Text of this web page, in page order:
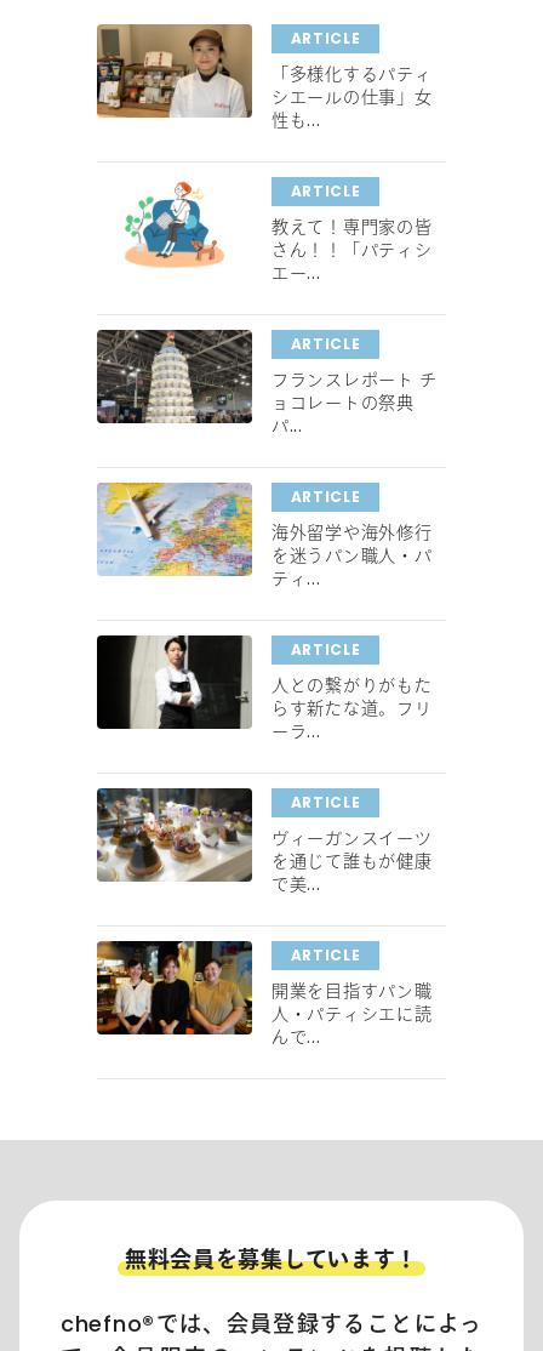
ARTICLE
「多様化するパティ
シエールの仕事」女
性も...
ARTICLE
教えて！専門家の皆
さん！！「パティシ
エー...
ARTICLE
フランスレポート チ
ョコレートの祭典
パ...
ARTICLE
海外留学や海外修行
を迷うパン職人・パ
ティ...
ARTICLE
人との繋がりがもた
らす新たな道。フリ
ーラ...
ARTICLE
ヴィーガンスイーツ
を通じて誰もが健康
で美...
ARTICLE
開業を目指すパン職
人・パティシエに読
んで...
無料会員を募集しています！
chefno®︎では、会員登録することによっ